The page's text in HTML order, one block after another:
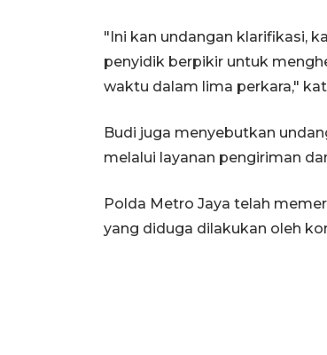
"Ini kan undangan klarifikasi,
penyidik berpikir untuk
waktu dalam lima perkara,"
Budi juga menyebutkan
melalui layanan pengiriman
Polda Metro Jaya telah
yang diduga dilakukan oleh